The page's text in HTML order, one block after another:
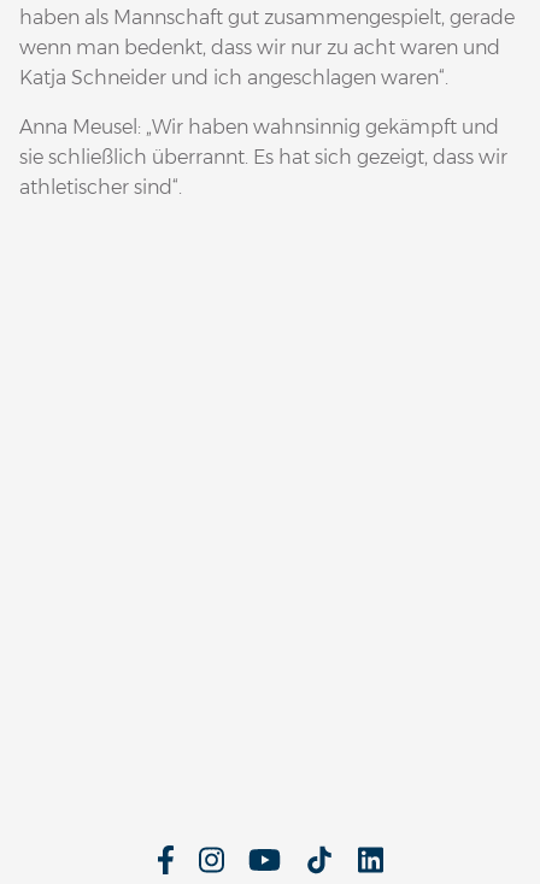
haben als Mannschaft gut zusammengespielt, gerade
wenn man bedenkt, dass wir nur zu acht waren und
Katja Schneider und ich angeschlagen waren“.
Anna Meusel: „Wir haben wahnsinnig gekämpft und
sie schließlich überrannt. Es hat sich gezeigt, dass wir
athletischer sind“.